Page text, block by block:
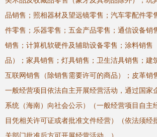
品销售；照相器材及望远镜零售；汽车零配件零
件零售；乐器零售；五金产品零售；通信设备销
销售；计算机软硬件及辅助设备零售；涂料销售
品）；家具销售；灯具销售；卫生洁具销售；建
互联网销售（除销售需要许可的商品）；皮革销
一般经营项目依法自主开展经营活动，通过国家
系统（海南）向社会公示）（一般经营项目自主
目凭相关许可证或者批准文件经营）（依法须经